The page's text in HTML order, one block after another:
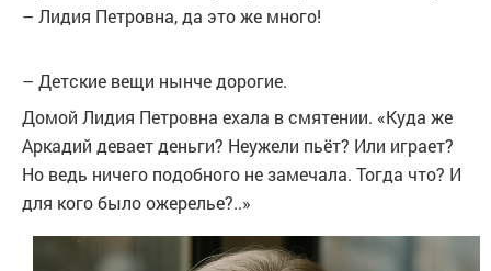
– Лидия Петровна, да это же много!
– Детские вещи нынче дорогие.
Домой Лидия Петровна ехала в смятении. «Куда же
Аркадий девает деньги? Неужели пьёт? Или играет?
Но ведь ничего подобного не замечала. Тогда что? И
для кого было ожерелье?..»